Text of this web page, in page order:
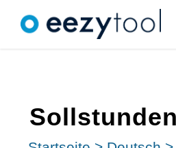
Anmeldung